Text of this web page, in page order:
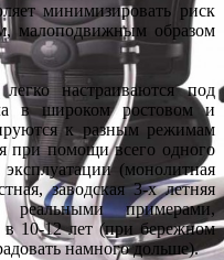
минимизировать риск
малоподвижным образом
настраиваются под
в широком ростовом и
к разным режимам
при помощи всего одного
(монолитная
заводская 3-х летняя
реальными примерами,
10-12 лет (при бережном
намного дольше).